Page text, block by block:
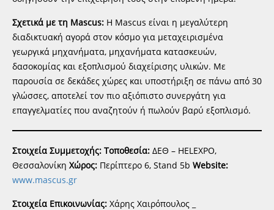
Σχετικά με τη Mascus: Η Mascus είναι η μεγαλύτερη
διαδικτυακή αγορά στον κόσμο για μεταχειρισμένα
γεωργικά μηχανήματα, μηχανήματα κατασκευών,
δασοκομίας και εξοπλισμού διαχείρισης υλικών. Με
παρουσία σε δεκάδες χώρες και υποστήριξη σε πάνω από 30
γλώσσες, αποτελεί τον πιο αξιόπιστο συνεργάτη για
επαγγελματίες που αναζητούν ή πωλούν βαρύ εξοπλισμό.
Στοιχεία Συμμετοχής: Τοποθεσία: ΔΕΘ – HELEXPO,
Θεσσαλονίκη Χώρος: Περίπτερο 6, Stand 5b Website:
www.mascus.gr
Στοιχεία Επικοινωνίας: Χάρης Χαιρόπουλος _